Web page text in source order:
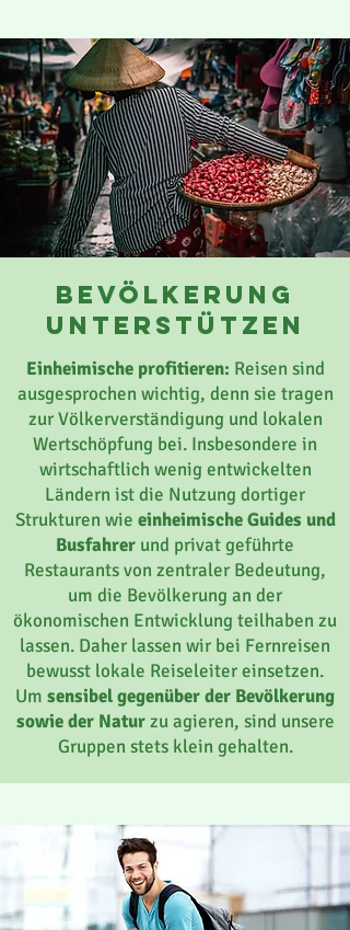
bevölkerung
unterstützen
Einheimische profitieren: Reisen sind
ausgesprochen wichtig, denn sie tragen
zur Völkerverständigung und lokalen
Wertschöpfung bei. Insbesondere in
wirtschaftlich wenig entwickelten
Ländern ist die Nutzung dortiger
Strukturen wie einheimische Guides und
Busfahrer und privat geführte
Restaurants von zentraler Bedeutung,
um die Bevölkerung an der
ökonomischen Entwicklung teilhaben zu
lassen. Daher lassen wir bei Fernreisen
bewusst lokale Reiseleiter einsetzen.
Um sensibel gegenüber der Bevölkerung
sowie der Naturzu agieren, sind unsere
Gruppen stets klein gehalten.